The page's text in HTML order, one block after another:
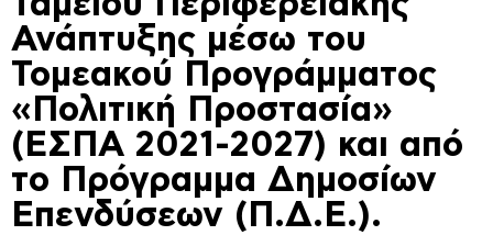
Ανάπτυξης μέσω του
Τομεακού Προγράμματος
«Πολιτική Προστασία»
(ΕΣΠΑ 2021-2027) και από
το Πρόγραμμα Δημοσίων
Επενδύσεων (Π.Δ.Ε.).